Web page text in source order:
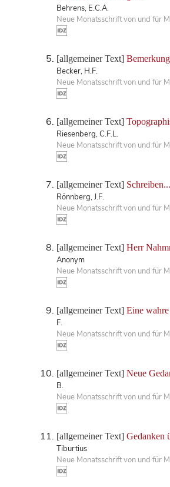
Behrens, E.C.A.
Neue Monatsschrift von und für
[allgemeiner Text]
Becker, H.F.
Neue Monatsschrift von und für
[allgemeiner Text]
Riesenberg, C.F.L.
Neue Monatsschrift von und für
[allgemeiner Text]
Rönnberg, J.F.
Neue Monatsschrift von und für
[allgemeiner Text] Herr
Anonym
Neue Monatsschrift von und für
[allgemeiner Text] Eine
F.
Neue Monatsschrift von und für
[allgemeiner Text] Neue
B.
Neue Monatsschrift von und für
[allgemeiner Text] Gedanken
Tiburtius
Neue Monatsschrift von und für